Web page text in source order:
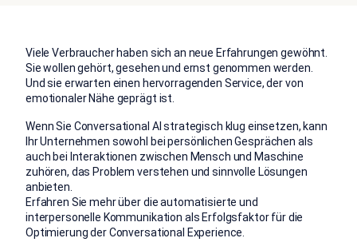
Viele Verbraucher haben sich an neue Erfahrungen gewöhnt.
Sie wollen gehört, gesehen und ernst genommen werden.
Und sie erwarten einen hervorragenden Service, der von
emotionaler Nähe geprägt ist.
Wenn Sie Conversational AI strategisch klug einsetzen, kann
Ihr Unternehmen sowohl bei persönlichen Gesprächen als
auch bei Interaktionen zwischen Mensch und Maschine
zuhören, das Problem verstehen und sinnvolle Lösungen
anbieten.
Erfahren Sie mehr über die automatisierte und
interpersonelle Kommunikation als Erfolgsfaktor für die
Optimierung der Conversational Experience.